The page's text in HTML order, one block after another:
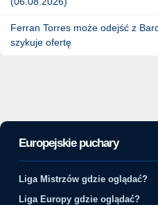
Ferran Torres może odejść z
szykuje ofertę
Europejskie puchary
Liga Mistrzów gdzie oglądać?
Liga Europy gdzie oglądać?